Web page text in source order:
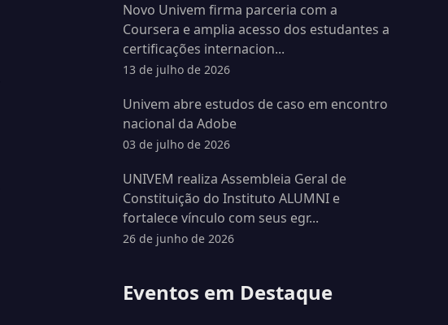
Novo Univem firma parceria com a
Coursera e amplia acesso dos estudantes a
certificações internacion...
13 de julho de 2026
Univem abre estudos de caso em encontro
nacional da Adobe
03 de julho de 2026
UNIVEM realiza Assembleia Geral de
Constituição do Instituto ALUMNI e
fortalece vínculo com seus egr...
26 de junho de 2026
Eventos em Destaque